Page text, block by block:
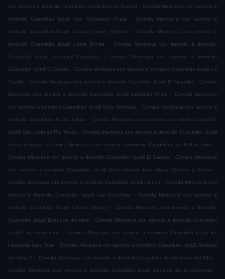
con servicio a domicilio Cuautitlán Izcalli Ejido el Socoro . Comida Mexicana con servicio a
domicilio Cuautitlán Izcalli San Sebastian Xhala . Comida Mexicana con servicio a
domicilio Cuautitlán Izcalli Joaquin Lopez Negrete . Comida Mexicana con servicio a
domicilio Cuautitlán Izcalli Loma Bonita . Comida Mexicana con servicio a domicilio
Cuautitlán Izcalli Industrial Cuamatla . Comida Mexicana con servicio a domicilio
Cuautitlán Izcalli El Cerrito . Comida Mexicana con servicio a domicilio Cuautitlán Izcalli La
Capilla . Comida Mexicana con servicio a domicilio Cuautitlán Izcalli El Nopalito . Comida
Mexicana con servicio a domicilio Cuautitlán Izcalli Industrial Xhala . Comida Mexicana
con servicio a domicilio Cuautitlán Izcalli Vista Hermosa . Comida Mexicana con servicio a
domicilio Cuautitlán Izcalli Jaltipa . Comida Mexicana con servicio a domicilio Cuautitlán
Izcalli San Lorenzo Rio Tenco . Comida Mexicana con servicio a domicilio Cuautitlán Izcalli
Santa Barbara . Comida Mexicana con servicio a domicilio Cuautitlán Izcalli San Isidro .
Comida Mexicana con servicio a domicilio Cuautitlán Izcalli El Sabino . Comida Mexicana
con servicio a domicilio Cuautitlán Izcalli Generalísimo José María Morelos y Pavón .
Comida Mexicana con servicio a domicilio Cuautitlán Izcalli La Luz . Comida Mexicana con
servicio a domicilio Cuautitlán Izcalli Las Conchitas . Comida Mexicana con servicio a
domicilio Cuautitlán Izcalli Centro Urbano . Comida Mexicana con servicio a domicilio
Cuautitlán Izcalli Bosques del Alba . Comida Mexicana con servicio a domicilio Cuautitlán
Izcalli Luis Echeverria . Comida Mexicana con servicio a domicilio Cuautitlán Izcalli Ex
Hacienda San Jose . Comida Mexicana con servicio a domicilio Cuautitlán Izcalli Jardines
del Alba 2 . Comida Mexicana con servicio a domicilio Cuautitlán Izcalli Arcos del Alba .
Comida Mexicana con servicio a domicilio Cuautitlán Izcalli Jardines de la Hacienda .